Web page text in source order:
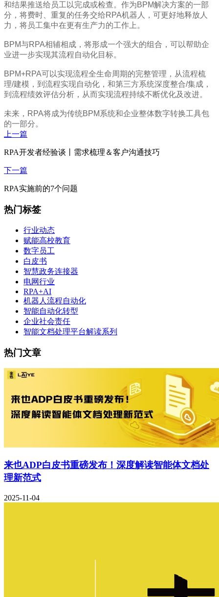
和结果推送给员工以完成或检查。作为BPM解决方案的一部
分，将费时、重复的任务交给RPA机器人，可更好地释放人
力，将员工集中在更有生产力的工作上。
BPM与RPA相辅相成，将形成一个强大的组合，可以帮助企
业进一步实现其流程自动化目标。
BPM+RPA可以实现流程全生命周期的完整管理，从流程梳
理/建模，到流程实现自动化，和第三方系统深度整合/集成，
到流程绩效评估分析，从而实现流程持续不断优化及改进。
未来，RPA将成为传统BPM系统和企业整体数字转换工具包
的一部分。
上一篇
RPA开发者经验谈丨需求梳理＆客户沟通技巧
下一篇
RPA实施前的7个问题
热门标签
行业动态
赋能高校教育
数字员工
白皮书
智慧政务连接器
电网行业
RPA+AI
机器人流程自动化
智能自动化转型
企业社会责任
智能文档处理平台解读系列
热门文章
来也ADP白皮书重磅发布！深度解读智能体文档处
理新范式
2025-11-04